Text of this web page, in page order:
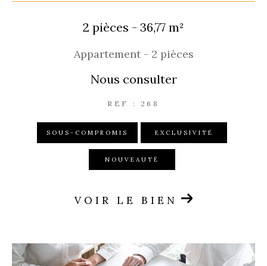
2 pièces - 36,77 m²
Appartement - 2 pièces
Nous consulter
REF : 268
SOUS-COMPROMIS EXCLUSIVITÉ
NOUVEAUTÉ
VOIR LE BIEN